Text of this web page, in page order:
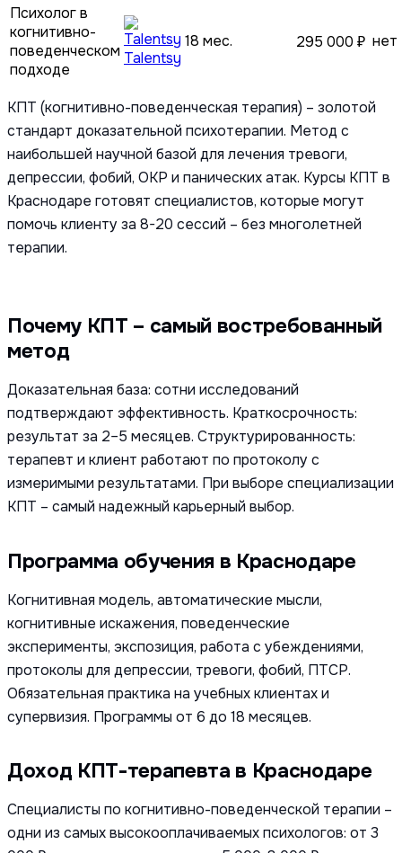
Психолог в
когнитивно-
поведенческом
подходе
Talentsy
18 мес. 295 000 ₽ нет
КПТ (когнитивно-поведенческая терапия) – золотой
стандарт доказательной психотерапии. Метод с
наибольшей научной базой для лечения тревоги,
депрессии, фобий, ОКР и панических атак. Курсы КПТ в
Краснодаре готовят специалистов, которые могут
помочь клиенту за 8-20 сессий – без многолетней
терапии.
Почему КПТ – самый востребованный
метод
Доказательная база: сотни исследований
подтверждают эффективность. Краткосрочность:
результат за 2–5 месяцев. Структурированность:
терапевт и клиент работают по протоколу с
измеримыми результатами. При выборе специализации
КПТ – самый надежный карьерный выбор.
Программа обучения в Краснодаре
Когнитивная модель, автоматические мысли,
когнитивные искажения, поведенческие
эксперименты, экспозиция, работа с убеждениями,
протоколы для депрессии, тревоги, фобий, ПТСР.
Обязательная практика на учебных клиентах и
супервизия. Программы от 6 до 18 месяцев.
Доход КПТ-терапевта в Краснодаре
Специалисты по когнитивно-поведенческой терапии –
одни из самых высокооплачиваемых психологов: от 3